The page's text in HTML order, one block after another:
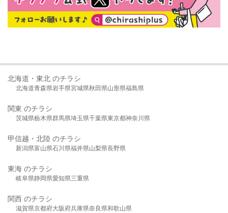
北海道・東北 のチラシ
北海道青森県岩手県宮城県秋田県山形県福島県
関東 のチラシ
茨城県栃木県群馬県埼玉県千葉県東京都神奈川県
甲信越・北陸 のチラシ
新潟県富山県石川県福井県山梨県長野県
東海 のチラシ
岐阜県静岡県愛知県三重県
関西 のチラシ
滋賀県京都府大阪府兵庫県奈良県和歌山県